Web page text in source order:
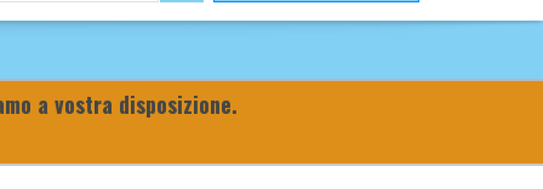
a vostra disposizione.